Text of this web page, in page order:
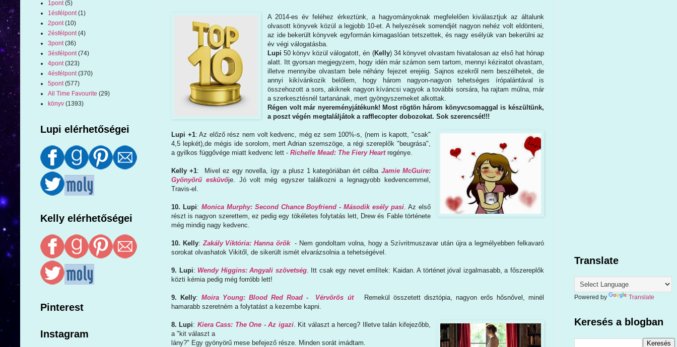
A 2014-es év feléhez érkeztünk, a hagyományoknak megfelelően kiválasztjuk az általunk
olvasott könyvek közül a legjobb 10-et. A helyezések sorrendjét nagyon nehéz volt eldönteni,
az ide bekerült könyvek egyformán kimagaslóan tetszettek, és nagy esélyük van bekerülni az
év végi válogatásba.
Lupi 50 könyv közül válogatott, én (Kelly) 34 könyvet olvastam hivatalosan az első hat hónap
alatt. Itt gyorsan megjegyzem, hogy idén már számon sem tartom, mennyi kéziratot olvastam,
illetve mennyibe olvastam bele néhány fejezet erejéig. Sajnos ezekről nem beszélhetek, de
annyi kikívánkozik belőlem, hogy három nagyon-nagyon tehetséges írópalántával is
összehozott a sors, akiknek nagyon kíváncsi vagyok a további sorsára, ha rajtam múlna, már
a szerkesztésnél tartanának, mert gyöngyszemeket alkottak.
Régen volt már nyereményjátékunk! Most rögtön három könyvcsomaggal is készültünk,
a poszt végén megtaláljátok a rafflecopter dobozokat. Sok szerencsét!!!
Lupi +1: Az előző rész nem volt kedvenc, még ez sem 100%-s, (nem is kapott, "csak"
4,5 lepkét),de mégis ide sorolom, mert Adrian szemszöge, a régi szereplők "beugrása",
a gyilkos függővége miatt kedvenc lett - Richelle Mead: The Fiery Heart regénye.
Kelly +1: Mivel ez egy novella, így a plusz 1 kategóriában ért célba Jamie McGuire:
Gyönyörű esküvője. Jó volt még egyszer találkozni a legnagyobb kedvencemmel,
Travis-el.
10. Lupi: Monica Murphy: Second Chance Boyfriend - Második esély pasi . Az első
részt is nagyon szerettem, ez pedig egy tökéletes folytatás lett, Drew és Fable története
még mindig nagy kedvenc.
10. Kelly: Zakály Viktória: Hanna örök
- Nem gondoltam volna, hogy a Szívritmuszavar után újra a legmélyebben felkavaró
sorokat olvashatok Vikitől, de sikerült ismét elvarázsolnia a tehetségével.
9. Lupi: Wendy Higgins: Angyali szövetség. Itt csak egy nevet említek: Kaidan. A történet jóval izgalmasabb, a főszereplők
közti kémia pedig még forróbb lett!
9. Kelly:Moira Young: Blood Red Road - Vérvörös út
Remekül összetett disztópia, nagyon erős hősnővel, minél
hamarabb szeretném a folytatást a kezembe kapni.
8. Lupi: Kiera Cass: The One - Az igazi. Kit választ a herceg? Illetve talán kifejezőbb,
a "kit választ a
lány?" Egy gyönyörű mese befejező része. Minden sorát imádtam.
1pont (5)
1ésfélpont (1)
2pont (10)
2ésfélpont (4)
3pont (36)
3ésfélpont (74)
4pont (323)
4ésfélpont (370)
5pont (577)
All Time Favourite (29)
könyv (1393)
Lupi elérhetőségei
Kelly elérhetőségei
Pinterest
Instagram
Translate
Powered by Translate
Keresés a blogban